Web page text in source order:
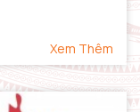
Xem Thêm